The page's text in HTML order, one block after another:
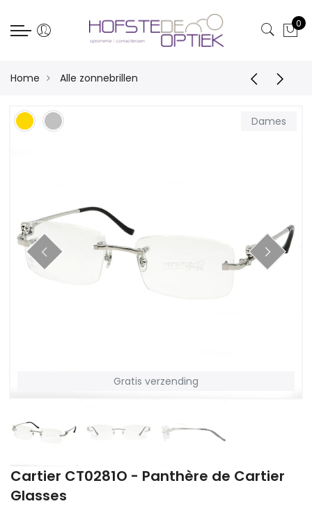
0
Home Alle zonnebrillen
Dames
Gratis verzending
Cartier CT0281O - Panthère de Cartier
Glasses